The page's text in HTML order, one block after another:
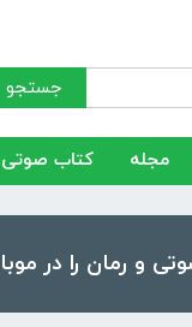
جستجو
مجله کتاب صوتی